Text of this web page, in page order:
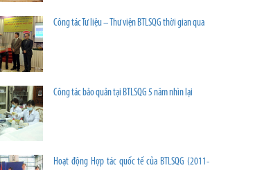
Công tác Tư liệu – Thư viện BTLSQG thời gian qua
Công tác bảo quản tại BTLSQG 5 năm nhìn lại
Hoạt động Hợp tác quốc tế của BTLSQG (2011-